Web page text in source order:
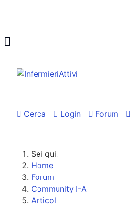
Cerca Login Forum
Sei qui:
Home
Forum
Community I-A
Articoli